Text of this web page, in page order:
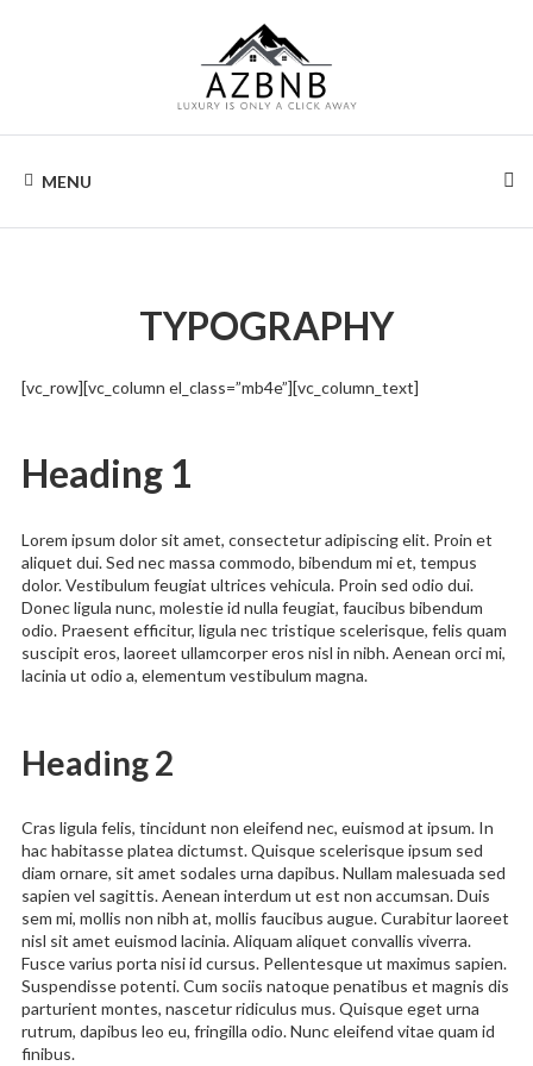
BNB
home
away
home.
MENU
TYPOGRAPHY
[vc_row][vc_column el_class=”mb4e”][vc_column_text]
Heading 1
Lorem ipsum dolor sit amet, consectetur adipiscing elit. Proin et
aliquet dui. Sed nec massa commodo, bibendum mi et, tempus
dolor. Vestibulum feugiat ultrices vehicula. Proin sed odio dui.
Donec ligula nunc, molestie id nulla feugiat, faucibus bibendum
odio. Praesent efficitur, ligula nec tristique scelerisque, felis quam
suscipit eros, laoreet ullamcorper eros nisl in nibh. Aenean orci mi,
lacinia ut odio a, elementum vestibulum magna.
Heading 2
Cras ligula felis, tincidunt non eleifend nec, euismod at ipsum. In
hac habitasse platea dictumst. Quisque scelerisque ipsum sed
diam ornare, sit amet sodales urna dapibus. Nullam malesuada sed
sapien vel sagittis. Aenean interdum ut est non accumsan. Duis
sem mi, mollis non nibh at, mollis faucibus augue. Curabitur laoreet
nisl sit amet euismod lacinia. Aliquam aliquet convallis viverra.
Fusce varius porta nisi id cursus. Pellentesque ut maximus sapien.
Suspendisse potenti. Cum sociis natoque penatibus et magnis dis
parturient montes, nascetur ridiculus mus. Quisque eget urna
rutrum, dapibus leo eu, fringilla odio. Nunc eleifend vitae quam id
finibus.